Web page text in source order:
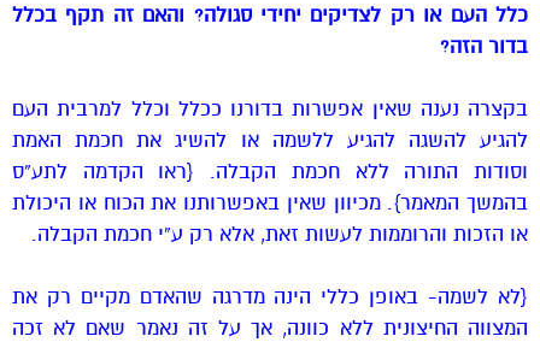
כלל העם או רק לצדיקים יחידי סגולה? והאם זה תקף בכלל
בדור הזה?
בקצרה נענה שאין אפשרות בדורנו ככלל וכלל למרבית העם
להגיע להשגה להגיע ללשמה או להשיג את חכמת האמת
וסודות התורה ללא חכמת הקבלה. {ראו הקדמה לתע”ס
בהמשך המאמר}. מכיוון שאין באפשרותנו את הכוח או היכולת
או הזכות והרוממות לעשות זאת, אלא רק ע”י חכמת הקבלה.
{לא לשמה- באופן כללי הינה מדרגה שהאדם מקיים רק את
המצווה החיצונית ללא כוונה, אך על זה נאמר שאם לא זכה